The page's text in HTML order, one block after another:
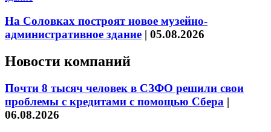
На Соловках построят новое музейно-
административное здание | 05.08.2026
Новости компаний
Почти 8 тысяч человек в СЗФО решили свои
проблемы с кредитами с помощью Сбера |
06.08.2026